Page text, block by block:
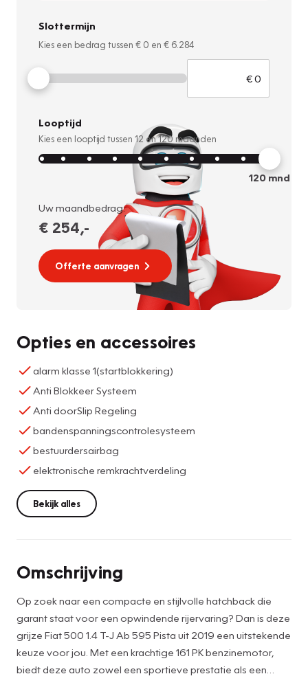
Slottermijn
Kies een bedrag tussen € 0 en € 6.284
Looptijd
Kies een looptijd tussen 12 en120 maanden
120mnd
Uw maandbedrag:
€ 254,-
Offerte aanvragen
Opties en accessoires
alarm klasse 1(startblokkering)
Anti Blokkeer Systeem
Anti doorSlip Regeling
bandenspanningscontrolesysteem
bestuurdersairbag
elektronische remkrachtverdeling
Bekijk alles
Omschrijving
Op zoek naar een compacte en stijlvolle hatchback die
garant staat voor een opwindende rijervaring? Dan is deze
grijze Fiat 500 1.4 T-J Ab 595 Pista uit 2019 een uitstekende
keuze voor jou. Met een krachtige 161 PK benzinemotor,
biedt deze auto zowel een sportieve prestatie als een